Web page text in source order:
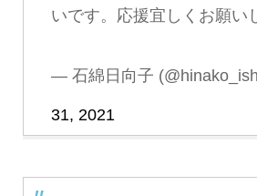
いです。応援宜しくお願い
— 石綿日向子
31, 2021